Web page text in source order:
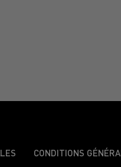
CONDITIONS